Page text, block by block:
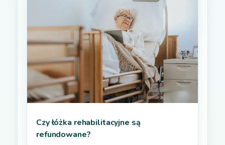
Czy łóżka rehabilitacyjne są
refundowane?